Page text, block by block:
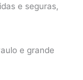
e seguras,
e grande